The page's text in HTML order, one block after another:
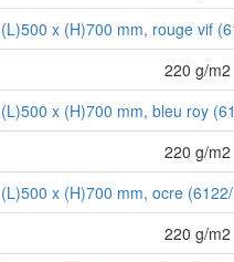
x (H)700 mm, rouge vif
220 g/m2
x (H)700 mm, bleu roy
220 g/m2
x (H)700 mm, ocre
220 g/m2